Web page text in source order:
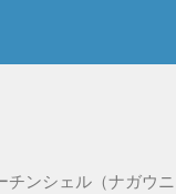
チンシェル（ナガウ